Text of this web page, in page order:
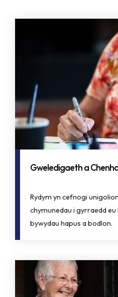
Gweledigaeth a
Rydym yn cefnogi
chymunedau i gyrraedd
bywydau hapus a bodlon.